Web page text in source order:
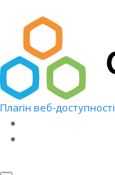
Плагін веб-доступності